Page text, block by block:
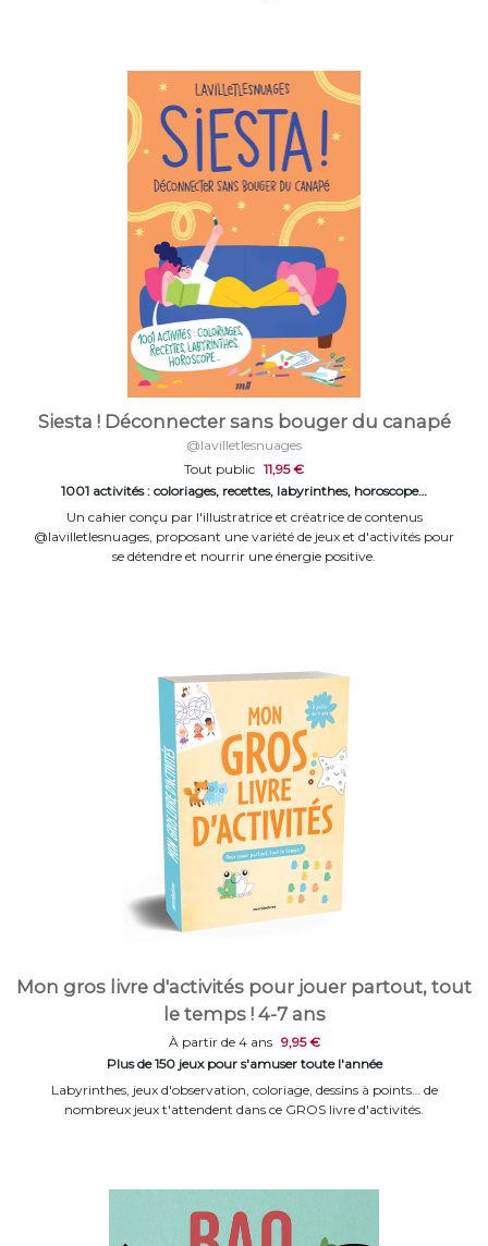
Siesta ! Déconnecter sans bouger du canapé
@lavilletlesnuages
Tout public 11,95 €
1001 activités : coloriages, recettes, labyrinthes, horoscope…
Un cahier conçu par l'illustratrice et créatrice de contenus
@lavilletlesnuages, proposant une variété de jeux et d'activités pour
se détendre et nourrir une énergie positive.
Mon gros livre d'activités pour jouer partout, tout
le temps ! 4-7 ans
À partir de 4 ans 9,95 €
Plus de 150 jeux pour s'amuser toute l'année
Labyrinthes, jeux d'observation, coloriage, dessins à points… de
nombreux jeux t'attendent dans ce GROS livre d'activités.